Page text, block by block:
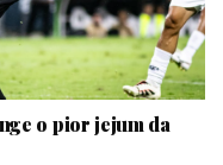
o pior jejum da